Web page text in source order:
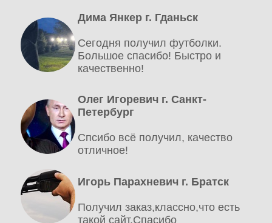
Дима Янкер г. Гданьск
Сегодня получил футболки.
Большое спасибо! Быстро и
качественно!
Олег Игоревич г. Санкт-
Петербург
Спсибо всё получил, качество
отличное!
Игорь Парахневич г. Братск
Получил заказ,классно,что есть
такой сайт.Спасибо